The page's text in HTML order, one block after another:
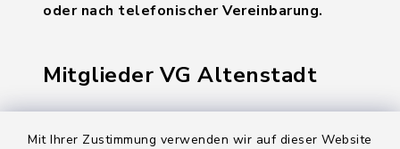
Mit Ihrer Zustimmung verwenden wir auf dieser Website
oder nach telefonischer Vereinbarung.
Mitglieder VG Altenstadt
Markt Altenstadt